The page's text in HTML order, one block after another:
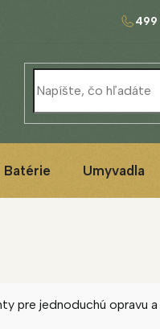
499
Batérie Umyvadla
pre jednoduchú opravu